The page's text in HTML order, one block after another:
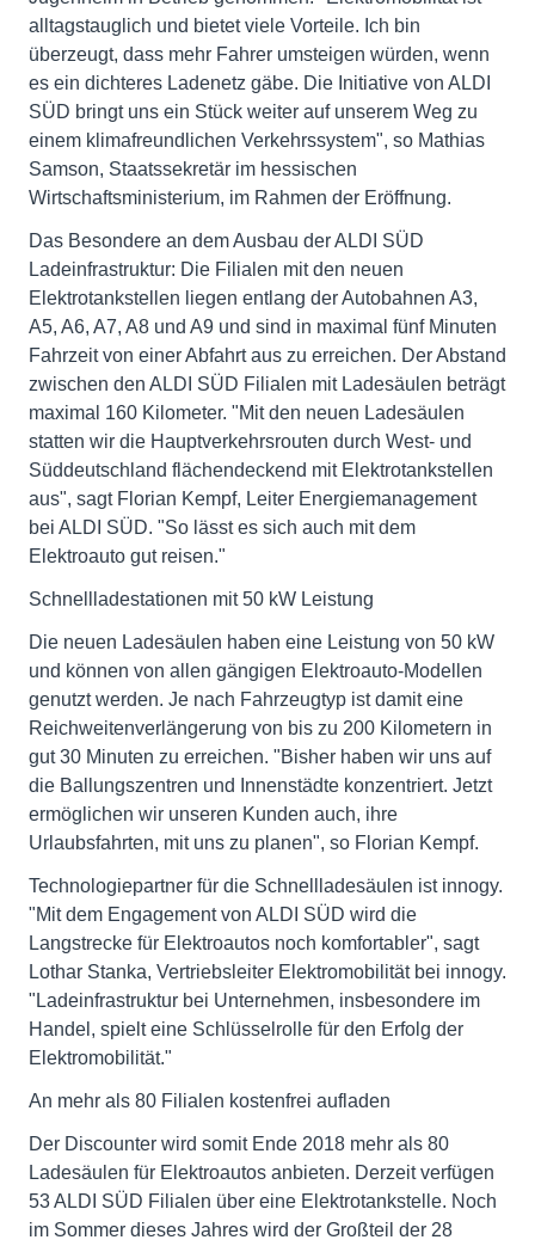
alltagstauglich und bietet viele Vorteile. Ich bin
überzeugt, dass mehr Fahrer umsteigen würden, wenn
es ein dichteres Ladenetz gäbe. Die Initiative von ALDI
SÜD bringt uns ein Stück weiter auf unserem Weg zu
einem klimafreundlichen Verkehrssystem", so Mathias
Samson, Staatssekretär im hessischen
Wirtschaftsministerium, im Rahmen der Eröffnung.
Das Besondere an dem Ausbau der ALDI SÜD
Ladeinfrastruktur: Die Filialen mit den neuen
Elektrotankstellen liegen entlang der Autobahnen A3,
A5, A6, A7, A8 und A9 und sind in maximal fünf Minuten
Fahrzeit von einer Abfahrt aus zu erreichen. Der Abstand
zwischen den ALDI SÜD Filialen mit Ladesäulen beträgt
maximal 160 Kilometer. "Mit den neuen Ladesäulen
statten wir die Hauptverkehrsrouten durch West- und
Süddeutschland flächendeckend mit Elektrotankstellen
aus", sagt Florian Kempf, Leiter Energiemanagement
bei ALDI SÜD. "So lässt es sich auch mit dem
Elektroauto gut reisen."
Schnellladestationen mit 50 kW Leistung
Die neuen Ladesäulen haben eine Leistung von 50 kW
und können von allen gängigen Elektroauto-Modellen
genutzt werden. Je nach Fahrzeugtyp ist damit eine
Reichweitenverlängerung von bis zu 200 Kilometern in
gut 30 Minuten zu erreichen. "Bisher haben wir uns auf
die Ballungszentren und Innenstädte konzentriert. Jetzt
ermöglichen wir unseren Kunden auch, ihre
Urlaubsfahrten, mit uns zu planen", so Florian Kempf.
Technologiepartner für die Schnellladesäulen ist innogy.
"Mit dem Engagement von ALDI SÜD wird die
Langstrecke für Elektroautos noch komfortabler", sagt
Lothar Stanka, Vertriebsleiter Elektromobilität bei innogy.
"Ladeinfrastruktur bei Unternehmen, insbesondere im
Handel, spielt eine Schlüsselrolle für den Erfolg der
Elektromobilität."
An mehr als 80 Filialen kostenfrei aufladen
Der Discounter wird somit Ende 2018 mehr als 80
Ladesäulen für Elektroautos anbieten. Derzeit verfügen
53 ALDI SÜD Filialen über eine Elektrotankstelle. Noch
im Sommer dieses Jahres wird der Großteil der 28